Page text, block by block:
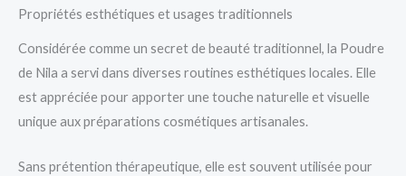
Propriétés esthétiques et usages traditionnels
Considérée comme un secret de beauté traditionnel, la Poudre
de Nila a servi dans diverses routines esthétiques locales. Elle
est appréciée pour apporter une touche naturelle et visuelle
unique aux préparations cosmétiques artisanales.
Sans prétention thérapeutique, elle est souvent utilisée pour